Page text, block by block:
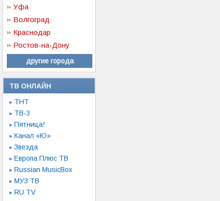
Уфа
Волгоград
Краснодар
Ростов-на-Дону
другие города
ТВ ОНЛАЙН
ТНТ
ТВ-3
Пятница!
Канал «Ю»
Звезда
Европа Плюс ТВ
Russian MusicBox
МУЗ ТВ
RU TV